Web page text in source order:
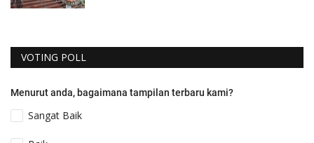
VOTING POLL
Menurut anda, bagaimana tampilan terbaru kami?
Sangat Baik